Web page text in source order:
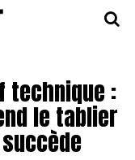
technique :
le tablier